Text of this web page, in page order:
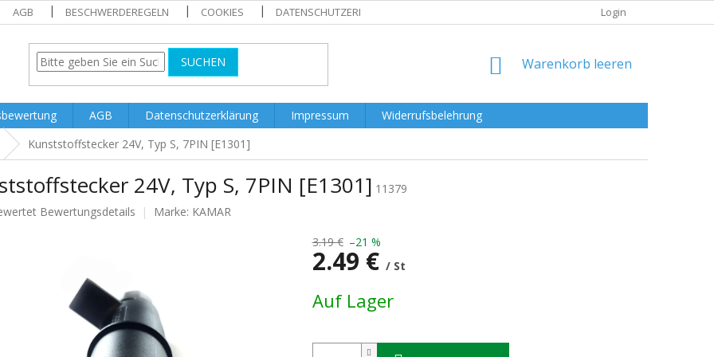
AGB BESCHWERDEREGELN COOKIES DATENSCHUTZERKLÄRUNG Login
SUCHEN WARENKORB
Warenkorb leeren
AGB Datenschutzerklärung Impressum
Widerrufsbelehrung
Kunststoffstecker 24V, Typ S, 7PIN [E1301]
24V, Typ S, 7PIN [E1301] 11379
Bewertungsdetails Marke: KAMAR
3.19 € –21 %
2.49 € / St
Auf Lager